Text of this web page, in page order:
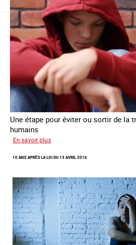
Une étape pour éviter ou sortir de la
humains
En savoir plus
du
avec
des
jeunes
errance
10 ANS APRÈS LA LOI DU 13 AVRIL 2016